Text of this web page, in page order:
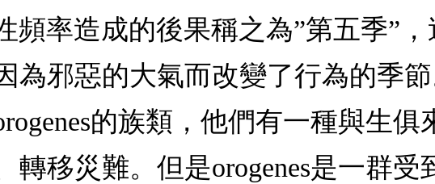
頻率造成的後果稱之為”第五季”
為邪惡的大氣而改變了行為的季
的族類，他們有一種與生俱
移災難。但是orogenes是一群受